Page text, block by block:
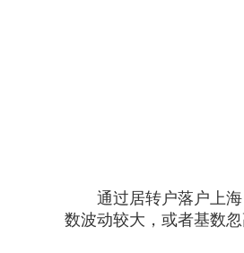
通过居转户落户上海
数波动较大，或者基数